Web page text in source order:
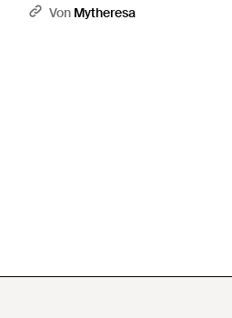
Kaschmirgemisch - Grau
Von Mytheresa